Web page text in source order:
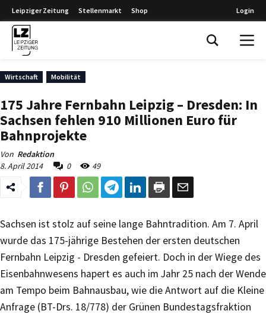
Leipziger Zeitung Stellenmarkt Shop Login
Wirtschaft Mobilität
175 Jahre Fernbahn Leipzig – Dresden: In
Sachsen fehlen 910 Millionen Euro für
Bahnprojekte
Von Redaktion
8. April 2014
0 49
Sachsen ist stolz auf seine lange Bahntradition. Am 7. April
wurde das 175-jährige Bestehen der ersten deutschen
Fernbahn Leipzig - Dresden gefeiert. Doch in der Wiege des
Eisenbahnwesens hapert es auch im Jahr 25 nach der Wende
am Tempo beim Bahnausbau, wie die Antwort auf die Kleine
Anfrage (BT-Drs. 18/778) der Grünen Bundestagsfraktion